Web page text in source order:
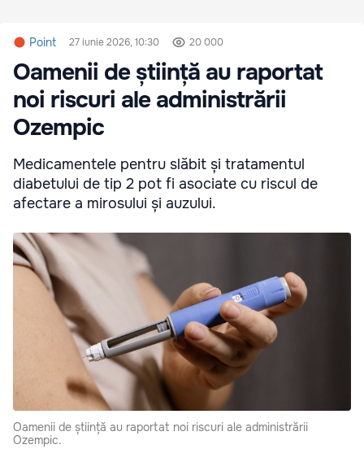
Point 27 iunie 2026, 10:30 20 000
Oamenii de știință au raportat
noi riscuri ale administrării
Ozempic
Medicamentele pentru slăbit și tratamentul
diabetului de tip 2 pot fi asociate cu riscul de
afectare a mirosului și auzului.
Oamenii de știință au raportat noi riscuri ale administrării
Ozempic.